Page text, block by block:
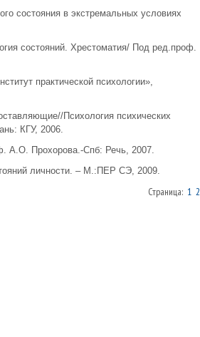
состояния в экстремальных условиях
состояний. Хрестоматия/ Под ред.проф.
практической психологии»,
Психология психических
КГУ, 2006.
А.О. Прохорова.-Спб: Речь, 2007.
личности. – М.:ПЕР СЭ, 2009.
Страница: 1 2